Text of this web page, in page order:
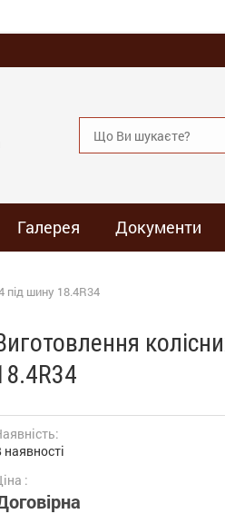
Галерея Документи
під шину 18.4R34
наявності
: